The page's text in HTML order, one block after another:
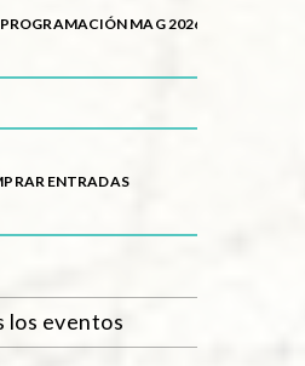
MAG 2026
ENTRADAS
los eventos